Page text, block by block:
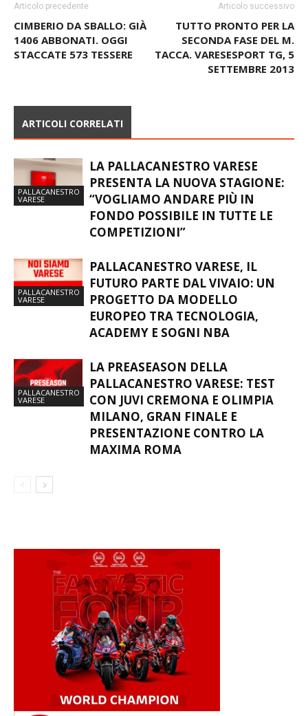
Articolo precedente
CIMBERIO DA SBALLO: GIÀ
1406 ABBONATI. OGGI
STACCATE 573 TESSERE
Articolo successivo
TUTTO PRONTO PER LA
SECONDA FASE DEL M.
TACCA. VARESESPORT TG, 5
SETTEMBRE 2013
ARTICOLI CORRELATI
PALLACANESTRO
VARESE
LA PALLACANESTRO VARESE
PRESENTA LA NUOVA STAGIONE:
“VOGLIAMO ANDARE PIÙ IN
FONDO POSSIBILE IN TUTTE LE
COMPETIZIONI”
PALLACANESTRO
VARESE
PALLACANESTRO VARESE, IL
FUTURO PARTE DAL VIVAIO: UN
PROGETTO DA MODELLO
EUROPEO TRA TECNOLOGIA,
ACADEMY E SOGNI NBA
PALLACANESTRO
VARESE
LA PREASEASON DELLA
PALLACANESTRO VARESE: TEST
CON JUVI CREMONA E OLIMPIA
MILANO, GRAN FINALE E
PRESENTAZIONE CONTRO LA
MAXIMA ROMA